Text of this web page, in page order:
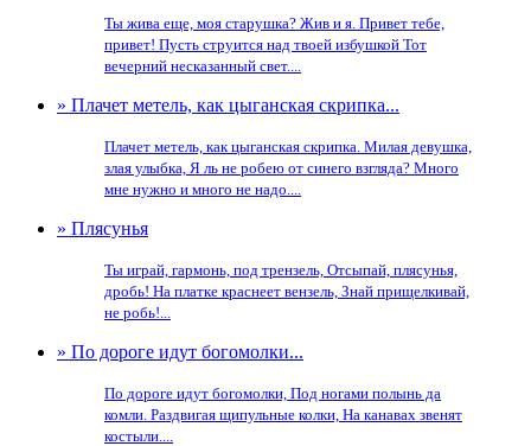
Ты жива еще, моя старушка? Жив и я. Привет тебе,
привет! Пусть струится над твоей избушкой Тот
вечерний несказанный свет....
» Плачет метель, как цыганская скрипка...
Плачет метель, как цыганская скрипка. Милая девушка,
злая улыбка, Я ль не робею от синего взгляда? Много
мне нужно и много не надо....
» Плясунья
Ты играй, гармонь, под трензель, Отсыпай, плясунья,
дробь! На платке краснеет вензель, Знай прищелкивай,
не робь!...
» По дороге идут богомолки...
По дороге идут богомолки, Под ногами полынь да
комли. Раздвигая щипульные колки, На канавах звенят
костыли....